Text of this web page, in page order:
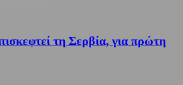
τη Σερβία, για πρώτη